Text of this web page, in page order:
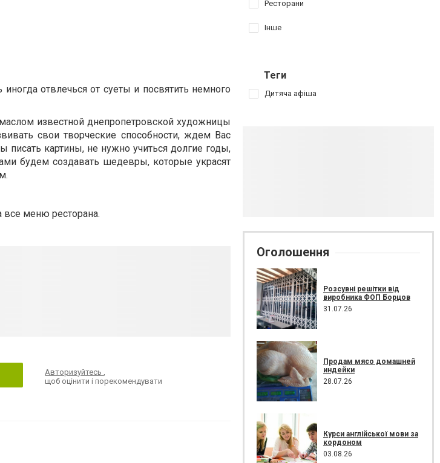
отвлечься от суеты и посвятить немного
известной днепропетровской художницы
свои творческие способности, ждем Вас
картины, не нужно учиться долгие годы,
будем создавать шедевры, которые украсят
все меню ресторана.
Авторизуйтесь,
щоб оцінити і порекомендувати
Ресторани
Інше
Теги
Дитяча афіша
Оголошення
Розсувні решітки від
виробника ФОП Борцов
31.07.26
Продам мясо домашней
индейки
28.07.26
Курси англійської мови за
кордоном
03.08.26